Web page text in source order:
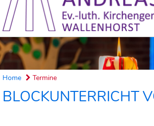
Home Termine
BLOCKUNTERRICHT